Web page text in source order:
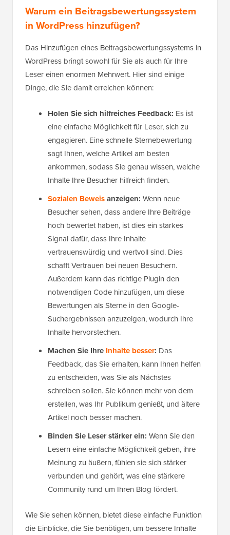
Warum ein Beitragsbewertungssystem
in WordPress hinzufügen?
Das Hinzufügen eines Beitragsbewertungssystems in
WordPress bringt sowohl für Sie als auch für Ihre
Leser einen enormen Mehrwert. Hier sind einige
Dinge, die Sie damit erreichen können:
Holen Sie sich hilfreiches Feedback: Es ist
eine einfache Möglichkeit für Leser, sich zu
engagieren. Eine schnelle Sternebewertung
sagt Ihnen, welche Artikel am besten
ankommen, sodass Sie genau wissen, welche
Inhalte Ihre Besucher hilfreich finden.
Sozialen Beweisanzeigen: Wenn neue
Besucher sehen, dass andere Ihre Beiträge
hoch bewertet haben, ist dies ein starkes
Signal dafür, dass Ihre Inhalte
vertrauenswürdig und wertvoll sind. Dies
schafft Vertrauen bei neuen Besuchern.
Außerdem kann das richtige Plugin den
notwendigen Code hinzufügen, um diese
Bewertungen als Sterne in den Google-
Suchergebnissen anzuzeigen, wodurch Ihre
Inhalte hervorstechen.
Machen Sie Ihre Inhalte besser: Das
Feedback, das Sie erhalten, kann Ihnen helfen
zu entscheiden, was Sie als Nächstes
schreiben sollen. Sie können mehr von dem
erstellen, was Ihr Publikum genießt, und ältere
Artikel noch besser machen.
Binden Sie Leser stärker ein: Wenn Sie den
Lesern eine einfache Möglichkeit geben, ihre
Meinung zu äußern, fühlen sie sich stärker
verbunden und gehört, was eine stärkere
Community rund um Ihren Blog fördert.
Wie Sie sehen können, bietet diese einfache Funktion
die Einblicke, die Sie benötigen, um bessere Inhalte